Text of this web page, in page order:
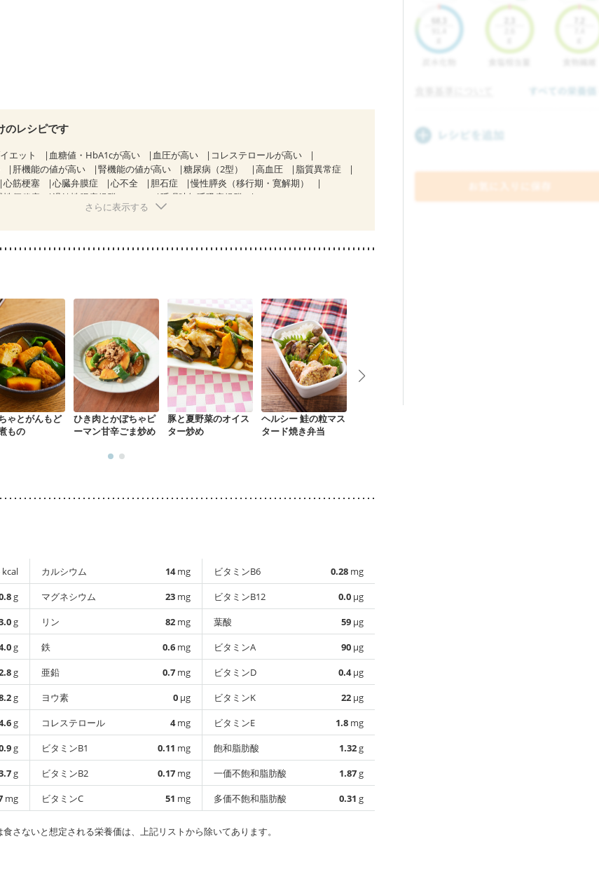
のレシピです
エット 血糖値・HbA1cが高い 血圧が高い
コレステロールが高い
肝機能の値が高い 腎機能の値が高い 糖尿病（2型） 高血圧
脂質異常症
心筋梗塞 心臓弁膜症 心不全 胆石症
慢性膵炎（移行期・寛解期）
性便秘症 過敏性腸症候群（IBS）
睡眠時無呼吸症候群
CKD（ステージ１）
初期）
妊婦健診・血圧が気になる（初期）
さらに表示する
ゃとがんもど
もの
ひき肉とかぼちゃピ
ーマン甘辛ごま炒め
豚と夏野菜のオイス
ター炒め
ヘルシー 鮭の粒マス
タード焼き弁当
kcal
g
g
g
g
g
g
g
g
mg
カルシウム 14mg
マグネシウム
23 mg
リン
82 mg
鉄
0.6 mg
亜鉛
0.7 mg
ヨウ素
0 µg
コレステロール
4mg
ビタミンB1
0.11 mg
ビタミンB2
0.17 mg
ビタミンC
51 mg
ビタミンB6 0.28 mg
ビタミンB12
0.0 µg
葉酸
59 µg
ビタミンA
90 µg
ビタミンD
0.4µg
ビタミンK
22 µg
ビタミンE
1.8 mg
飽和脂肪酸
1.32g
一価不飽和脂肪酸
1.87g
多価不飽和脂肪酸
0.31 g
さないと想定される栄養価は、上記リストから除いてあります。